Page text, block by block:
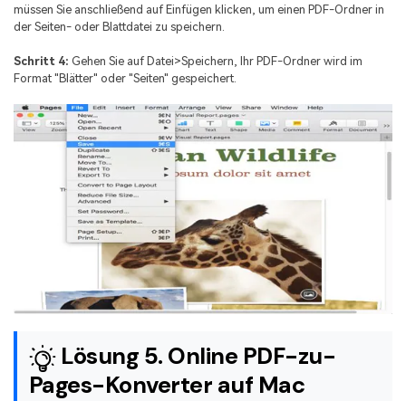
müssen Sie anschließend auf Einfügen klicken, um einen PDF-Ordner in
der Seiten- oder Blattdatei zu speichern.
Schritt 4: Gehen Sie auf Datei>Speichern, Ihr PDF-Ordner wird im
Format "Blätter" oder "Seiten" gespeichert.
Lösung 5. Online PDF-zu-
Pages-Konverter auf Mac